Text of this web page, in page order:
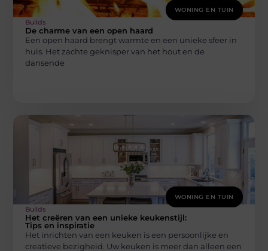
WONING EN TUIN
Builds
De charme van een open haard
Een open haard brengt warmte en een unieke sfeer in
huis. Het zachte geknisper van het hout en de
dansende
WONING EN TUIN
Builds
Het creëren van een unieke keukenstijl:
Tips en inspiratie
Het inrichten van een keuken is een persoonlijke en
creatieve bezigheid. Uw keuken is meer dan alleen een